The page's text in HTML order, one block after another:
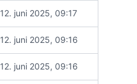
12. juni 2025, 09:17
12. juni 2025, 09:16
12. juni 2025, 09:16